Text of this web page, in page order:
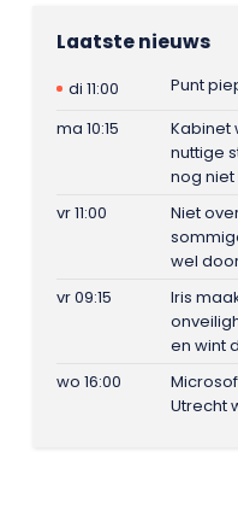
Laatste nieuws
di 11:00
Punt
ma 10:15
Kabinet
nuttige
nog niet
vr 11:00
Niet
wel
vr 09:15
Iris
en wint
wo 16:00
Utrecht